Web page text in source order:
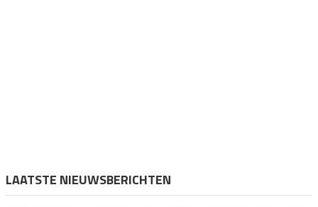
LAATSTE NIEUWSBERICHTEN